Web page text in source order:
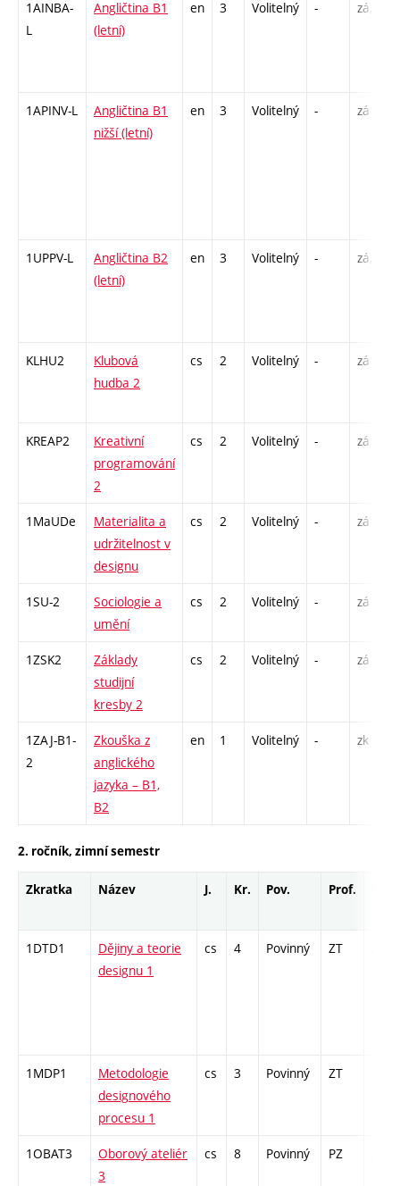
1AINBA-
L
Angličtina B1
(letní)
en 3 Volitelný - zá,zk
1APINV-L
Angličtina B1
nižší (letní)
en 3 Volitelný - zá
1UPPV-L
Angličtina B2
(letní)
en 3 Volitelný - zá,zk
KLHU2
Klubová
hudba 2
cs 2 Volitelný - zá
KREAP2
Kreativní
programování
2
cs 2 Volitelný - zá
1MaUDe
Materialita a
udržitelnost v
designu
cs 2 Volitelný - zá
1SU-2
Sociologie a
umění
cs 2 Volitelný - zá
1ZSK2
Základy
studijní
kresby 2
cs 2 Volitelný - zá
1ZAJ-B1-
2
Zkouška z
anglického
jazyka – B1,
B2
en 1 Volitelný - zk
2. ročník, zimní semestr
Zkratka Název J. Kr. Pov. Prof.
1DTD1
Dějiny a teorie
designu 1
cs 4 Povinný ZT
1MDP1
Metodologie
designového
procesu 1
cs 3 Povinný ZT
1OBAT3
Oborový ateliér
3
cs 8 Povinný PZ